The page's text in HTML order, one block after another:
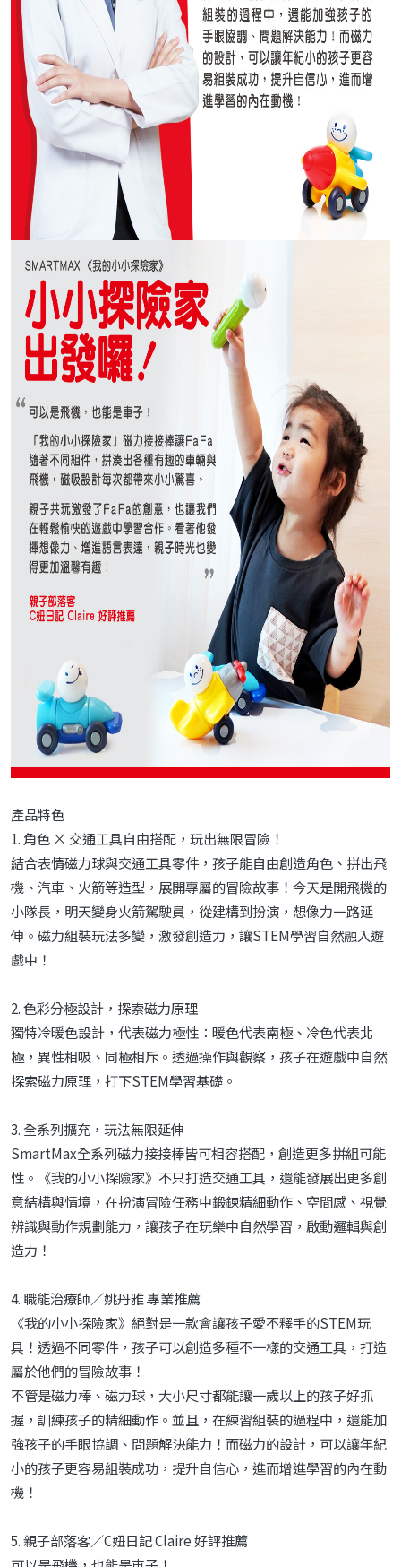
產品特色
1. 角色 × 交通工具自由搭配，玩出無限冒險！
結合表情磁力球與交通工具零件，孩子能自由創造角色、拼出飛
機、汽車、火箭等造型，展開專屬的冒險故事！今天是開飛機的
小隊長，明天變身火箭駕駛員，從建構到扮演，想像力一路延
伸。磁力組裝玩法多變，激發創造力，讓STEM學習自然融入遊
戲中！
2. 色彩分極設計，探索磁力原理
獨特冷暖色設計，代表磁力極性：暖色代表南極、冷色代表北
極，異性相吸、同極相斥。透過操作與觀察，孩子在遊戲中自然
探索磁力原理，打下STEM學習基礎。
3. 全系列擴充，玩法無限延伸
SmartMax全系列磁力接接棒皆可相容搭配，創造更多拼組可能
性。《我的小小探險家》不只打造交通工具，還能發展出更多創
意結構與情境，在扮演冒險任務中鍛鍊精細動作、空間感、視覺
辨識與動作規劃能力，讓孩子在玩樂中自然學習，啟動邏輯與創
造力！
4. 職能治療師／姚丹雅 專業推薦
《我的小小探險家》絕對是一款會讓孩子愛不釋手的STEM玩
具！透過不同零件，孩子可以創造多種不一樣的交通工具，打造
屬於他們的冒險故事！
不管是磁力棒、磁力球，大小尺寸都能讓一歲以上的孩子好抓
握，訓練孩子的精細動作。並且，在練習組裝的過程中，還能加
強孩子的手眼協調、問題解決能力！而磁力的設計，可以讓年紀
小的孩子更容易組裝成功，提升自信心，進而增進學習的內在動
機！
5. 親子部落客／C妞日記 Claire 好評推薦